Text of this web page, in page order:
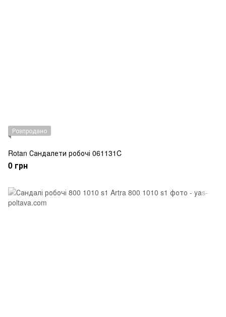
Розпродано
Rotan Сандалети робочі 061131C
0 грн